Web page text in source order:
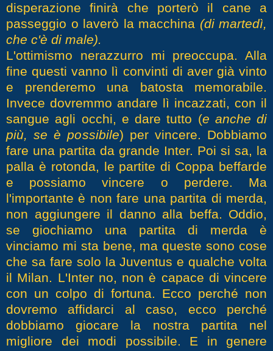
disperazione finirà che porterò il cane a
passeggio o laverò la macchina (di martedì,
che c'è di male).
L'ottimismo nerazzurro mi preoccupa. Alla
fine questi vanno lì convinti di aver già vinto
e prenderemo una batosta memorabile.
Invece dovremmo andare lì incazzati, con il
sangue agli occhi, e dare tutto (e anche di
più, se è possibile) per vincere. Dobbiamo
fare una partita da grande Inter. Poi si sa, la
palla è rotonda, le partite di Coppa beffarde
e possiamo vincere o perdere. Ma
l'importante è non fare una partita di merda,
non aggiungere il danno alla beffa. Oddio,
se giochiamo una partita di merda è
vinciamo mi sta bene, ma queste sono cose
che sa fare solo la Juventus e qualche volta
il Milan. L'Inter no, non è capace di vincere
con un colpo di fortuna. Ecco perché non
dovremo affidarci al caso, ecco perché
dobbiamo giocare la nostra partita nel
migliore dei modi possibile. E in genere